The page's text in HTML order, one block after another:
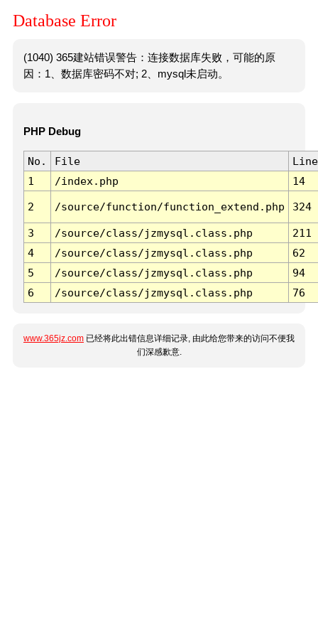
Database Error
(1040) 365建站错误警告：连接数据库失败，可能的原
因：1、数据库密码不对; 2、mysql未启动。
PHP Debug
No. File
Line
1
/index.php 14
2 /source/function/function_extend.php 324
3 /source/class/jzmysql.class.php
211
4
/source/class/jzmysql.class.php
62
5
/source/class/jzmysql.class.php
94
6
/source/class/jzmysql.class.php 76
www.365jz.com 已经将此出错信息详细记录, 由此给您带来的访问不便我
们深感歉意.